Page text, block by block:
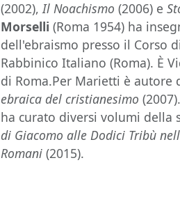
(2002),Il Noachismo(2006) e
Morselli (Roma 1954) ha
dell'ebraismo presso il Corso
Rabbinico Italiano (Roma). È
di Roma.Per Marietti è autore
ebraica del cristianesimo
ha curato diversi volumi
di Giacomo alle Dodici Tribù
Romani (2015).